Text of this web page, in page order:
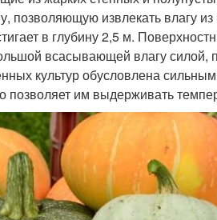
позволяющую извлекать влагу
в глубину 2,5 м.
всасывающей влагу силой,
культур обусловлена
позволяет им выдерживать